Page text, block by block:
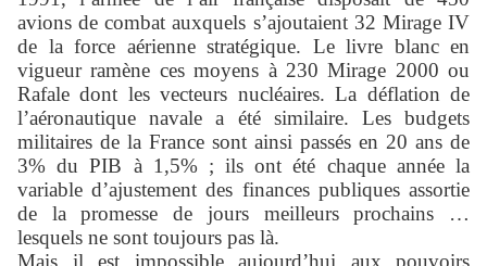
avions de combat auxquels s’ajoutaient 32 Mirage IV
de la force aérienne stratégique. Le livre blanc en
vigueur ramène ces moyens à 230 Mirage 2000 ou
Rafale dont les vecteurs nucléaires. La déflation de
l’aéronautique navale a été similaire. Les budgets
militaires de la France sont ainsi passés en 20 ans de
3% du PIB à 1,5% ; ils ont été chaque année la
variable d’ajustement des finances publiques assortie
de la promesse de jours meilleurs prochains …
lesquels ne sont toujours pas là.
Mais il est impossible aujourd’hui aux pouvoirs